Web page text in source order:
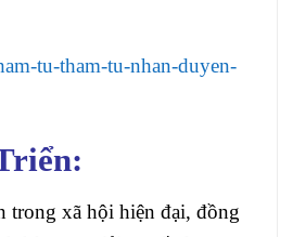
tu-tham-tu-nhan-duyen-
trong xã hội hiện đại, đồng